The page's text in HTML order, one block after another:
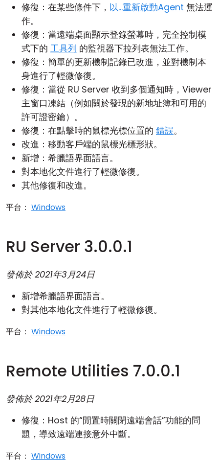
修復：在某些條件下， 以...重新啟動Agent 無法運
作。
修復：當遠端桌面顯示登錄螢幕時，完全控制模
式下的 工具列 的監視器下拉列表無法工作。
修復：簡單的更新機制記錄已改進，並對機制本
身進行了輕微修復。
修復：當從 RU Server 收到多個通知時，Viewer
主窗口凍結（例如關於發現的新地址簿和可用的
許可證密鑰）。
修復：在點擊時的鼠標光標位置的 錯誤。
改進：移動客戶端的鼠標光標形狀。
新增：希臘語界面語言。
對本地化文件進行了輕微修復。
其他修復和改進。
平台： Windows
RU Server 3.0.0.1
發佈於2021年3月24日
新增希臘語界面語言。
對其他本地化文件進行了輕微修復。
平台： Windows
Remote Utilities 7.0.0.1
發佈於2021年2月28日
修復：Host 的“閒置時關閉遠端會話”功能的問
題，導致遠端連接意外中斷。
平台： Windows